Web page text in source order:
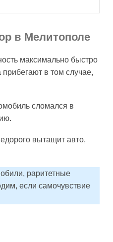
в Мелитополе
максимально быстро
прибегают в том случае,
сломался в
вытащит авто,
раритетные
если самочувствие